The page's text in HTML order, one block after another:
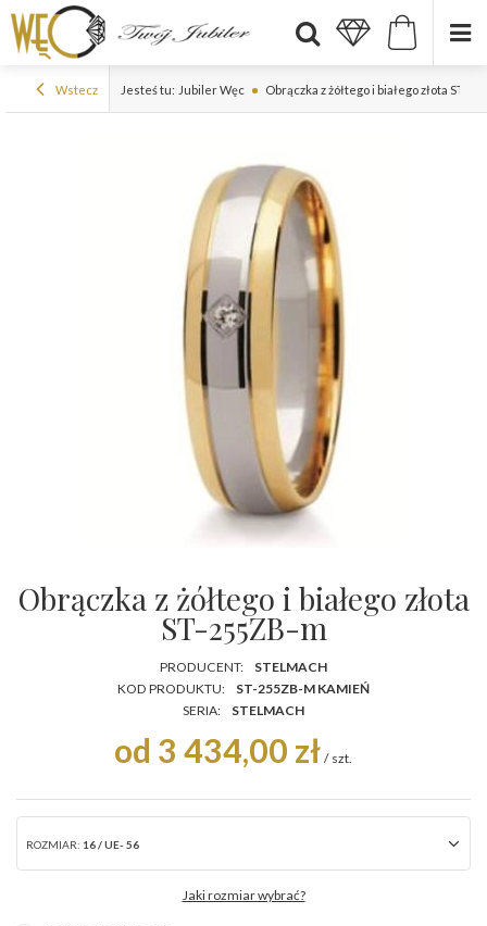
Wstecz Jesteś tu: Jubiler Węc Obrączka z żółtego i białego złota ST-
Obrączka z żółtego i białego złota
ST-255ZB-m
PRODUCENT:
STELMACH
KOD PRODUKTU:
ST-255ZB-M KAMIEŃ
SERIA:
STELMACH
od 3 434,00 zł / szt.
ROZMIAR: 16 / UE- 56
Jaki rozmiar wybrać?